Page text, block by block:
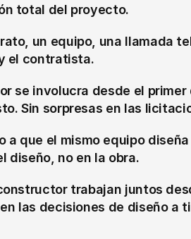
total del proyecto.
un equipo, una llamada
el contratista.
se involucra desde el primer
Sin sorpresas en las
que el mismo equipo
diseño, no en la obra.
trabajan juntos
las decisiones de diseño a